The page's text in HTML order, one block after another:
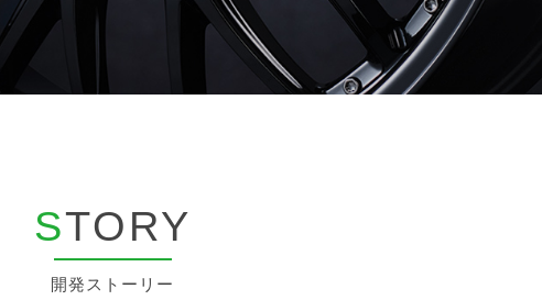
STORY
開発ストーリー